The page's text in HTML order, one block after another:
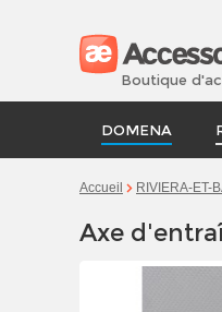
Boutique
DOMENA
Accueil RIVIERA-ET-
Axe